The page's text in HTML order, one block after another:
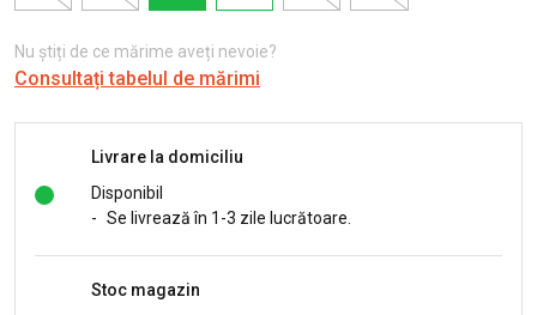
Nu știți de ce mărime aveți nevoie?
Consultați tabelul de mărimi
Livrare la domiciliu
Disponibil
- Se livrează în 1-3 zile lucrătoare.
Stoc magazin